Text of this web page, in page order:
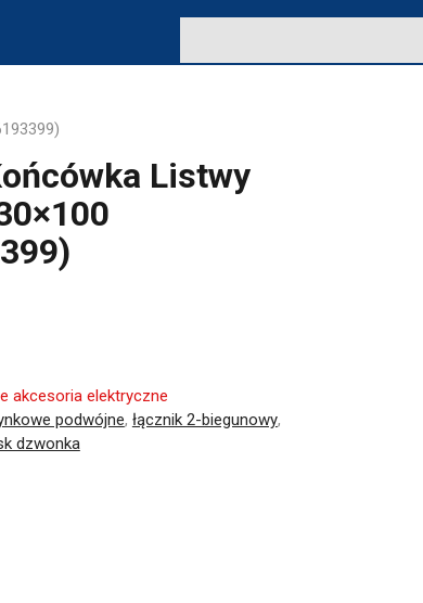
Listwy
akcesoria elektryczne
podwójne, łącznik 2-biegunowy,
dzwonka